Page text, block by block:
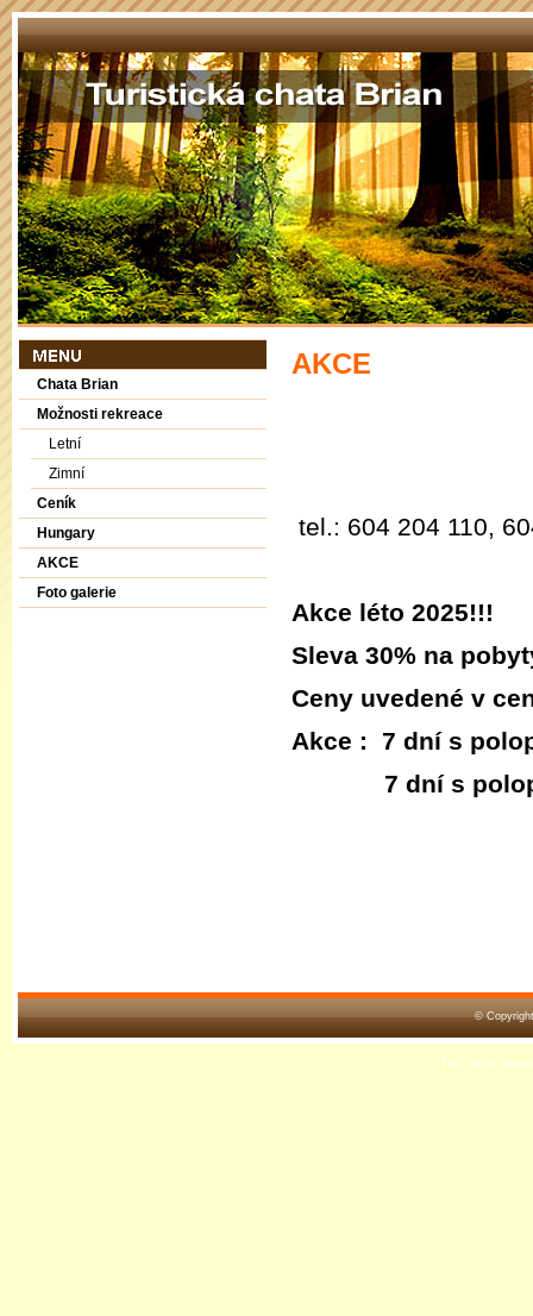
Chata Brian
Možnosti rekreace
Letní
Zimní
Ceník
Hungary
AKCE
Foto galerie
AKCE
tel.: 604 204 110,
Akce léto 2025!!!
Sleva 30% na
Ceny uvedené v
Akce : 7 dní s
7 dní s
©
This site is